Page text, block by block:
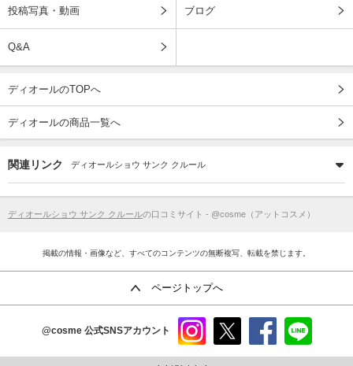
投稿写真・動画 ブログ
Q&A
ディオールのTOPへ
ディオールの商品一覧へ
関連リンク ディオールショウ サンク クルール
ディオールショウ サンク クルールの口コミサイト - @cosme（アットコスメ）
掲載の情報・画像など、すべてのコンテンツの無断複写、転載を禁じます。
ページトップへ
@cosme 公式SNSアカウント